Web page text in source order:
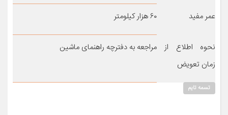
عمر مفید ۶۰ هزار کیلومتر
نحوه اطلاع از
زمان تعویض
مراجعه به دفترچه راهنمای ماشین
تسمه تایم